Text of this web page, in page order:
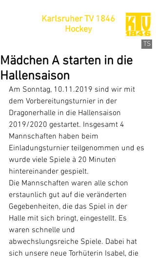
Karlsruher TV 1846
Hockey
TS
Mädchen A starten in die
Hallensaison
Am Sonntag, 10.11.2019 sind wir mit
dem Vorbereitungsturnier in der
Dragonerhalle in die Hallensaison
2019/2020 gestartet. Insgesamt 4
Mannschaften haben beim
Einladungsturnier teilgenommen und es
wurde viele Spiele à 20 Minuten
hintereinander gespielt.
Die Mannschaften waren alle schon
erstaunlich gut auf die veränderten
Gegebenheiten, die das Spiel in der
Halle mit sich bringt, eingestellt. Es
waren schnelle und
abwechslungsreiche Spiele. Dabei hat
sich unsere neue Torhüterin Isabel, die